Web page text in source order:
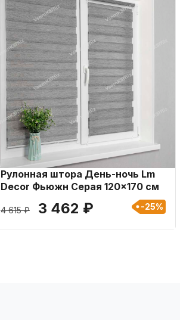
Рулонная штора День-ночь Lm
Decor Фьюжн Серая 120x170 см
4 615 ₽ 3 462 ₽ -25%